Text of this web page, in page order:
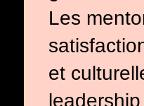
Les
et